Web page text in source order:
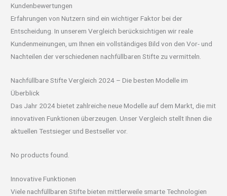
Kundenbewertungen
Erfahrungen von Nutzern sind ein wichtiger Faktor bei der
Entscheidung. In unserem Vergleich berücksichtigen wir reale
Kundenmeinungen, um Ihnen ein vollständiges Bild von den Vor- und
Nachteilen der verschiedenen nachfüllbaren Stifte zu vermitteln.
Nachfüllbare Stifte Vergleich 2024 – Die besten Modelle im
Überblick
Das Jahr 2024 bietet zahlreiche neue Modelle auf dem Markt, die mit
innovativen Funktionen überzeugen. Unser Vergleich stellt Ihnen die
aktuellen Testsieger und Bestseller vor.
No products found.
Innovative Funktionen
Viele nachfüllbaren Stifte bieten mittlerweile smarte Technologien